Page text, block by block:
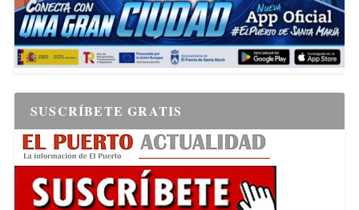
SUSCRÍBETE GRATIS